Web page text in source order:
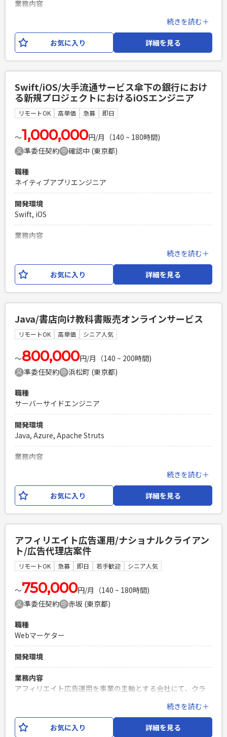
業務内容
ス）のAPI、画面の開発を行っていただきます。 SE，PG各ポ
ジションで募集を致します。 詳細設計〜テスト
基本に沿った上で設計、実装を行うことができる方。 SE： ・
既存の要件定義資料、設計書を読み込み理解をすることがで
きる方。 ・追加仕様、仕様変更等を設計に落とし込むことが
できる方。 PG： ・世の中で一般的なものに加え、プロジェク
トで準備した 開発手順、コーディング規約に沿ったコーディ
ングを行うことができる方。 ・手が早く動き、設計書に沿っ
た実装を行うことができる方。
PHPを用いたWebサービスの開発経験4年以上
Laravelを用いた開発経験1年以上
続きを読む＋
お気に入り 詳細を見る
Swift/iOS/大手流通サービス傘下の銀行におけ
る新規プロジェクトにおけるiOSエンジニア
リモートOK 高単価 急募 即日
〜1,000,000円/月（140 ~ 180時間)
準委任契約
確認中 (東京都)
職種
ネイティブアプリエンジニア
開発環境
Swift, iOS
業務内容
参画して頂きます。 ・新規プロジェクトに参加して頂き、上
流工程から携わって頂きます。 ・今回は勘定系プロジェクト
ではなく、クレジットカードやネットバンキング 利用者向け
ツール：Azure、Backlog、 ・開発手法：アジャイル（一部ウ
ォーターフォール有） ・参画当初してから1～2週間程は出社
をして頂きます。 理由といたしましては、キャッチアップや
参画後にPCの持ち出しの稟議を行うためになります。 ・その
後はリモート併用（毎週水曜日のみ出社）となります。 毎週
水曜日の出社はビジネスサイドとのMTGに参加して頂く為に
必須スキル
・要件定義や基本設計といった上流工程のご経験 ・Swiftを用
いたネイティブアプリ開発経験3年以上 ・決済関連の機能に携
わったご経験
PHPを用いたWebサービスの開発経験4年以上
続きを読む＋
お気に入り 詳細を見る
Java/書店向け教科書販売オンラインサービス
リモートOK 高単価 シニア人気
〜800,000円/月（140 ~ 200時間)
準委任契約
浜松町 (東京都)
職種
サーバーサイドエンジニア
開発環境
Java, Azure, Apache Struts
業務内容
す。 会員向けのマイページ機能の改修を始め、各種機能の開
発や運用保守対応と、 ネイティブアプリとWebアプリそれぞ
れの修正が伴います。 開発者として実装をメインにやるだけ
に抵抗がなく、協力的な方が望ましいです。
必須スキル
・Webアプリケーションの開発を一人称でできるレベルの方
（目安3年以上） ※エンジニア歴3年ではなく、Webアプリの
開発フェーズの経験が3年以上。 ・Javaでの開発経験（メイン
言語はJavaでなくてもいいが、指導が不要なレベル） ・レビ
PHPを用いたWebサービスの開発経験4年以上
エンジニア複数人のチームでの開発経験
続きを読む＋
お気に入り 詳細を見る
アフィリエイト広告運用/ナショナルクライアン
ト/広告代理店案件
リモートOK 急募 即日 若手歓迎 シニア人気
〜750,000円/月（140 ~ 180時間)
準委任契約
赤坂 (東京都)
職種
Webマーケター
開発環境
業務内容
アフィリエイト広告運用を事業の主軸とする会社にて、クラ
ト広告のご経験が豊富な方であればまずはエントリーくださ
いませ。 【ポイント】 事業会社での広告運用のご経験をお持
ちの方はミスマッチとなります。 代理店でクライアント向け
続きを読む＋
お気に入り 詳細を見る